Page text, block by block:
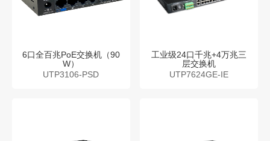
6口全百兆PoE交换机（90
W）
UTP3106-PSD
工业级24口千兆+4万兆三
层交换机
UTP7624GE-IE